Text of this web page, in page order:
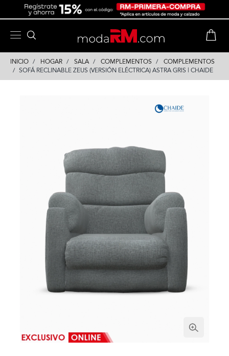
INICIO HOGAR SALA COMPLEMENTOS
COMPLEMENTOS
SOFÁ RECLINABLE ZEUS (VERSIÓN ELÉCTRICA) ASTRA GRIS | CHAIDE